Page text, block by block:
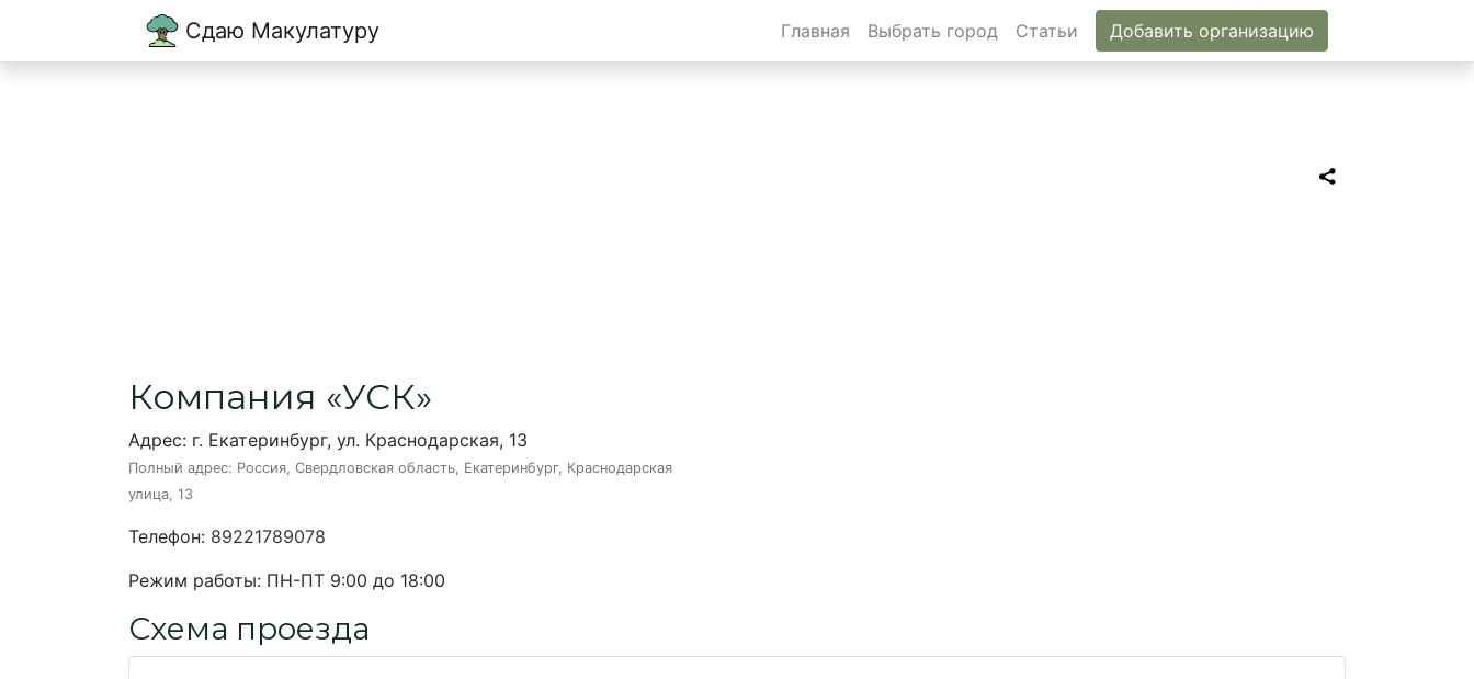
Сдаю Макулатуру Главная Выбрать город Статьи Добавить организацию
Компания «УСК»
Адрес: г. Екатеринбург, ул. Краснодарская, 13
Полный адрес: Россия, Свердловская область, Екатеринбург, Краснодарская
улица, 13
Телефон: 89221789078
Режим работы: ПН-ПТ 9:00 до 18:00
Схема проезда